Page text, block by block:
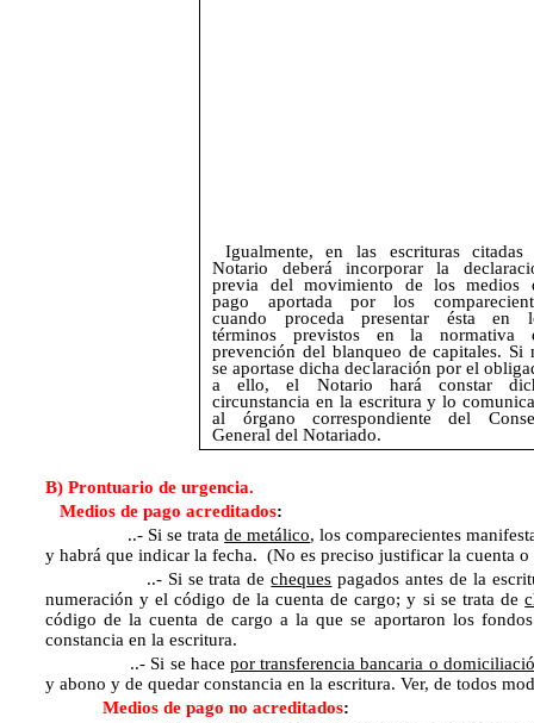
Igualmente, en las escrituras citadas
Notario deberá incorporar la
previa del movimiento de los medios
pago aportada por los
cuando proceda presentar ésta en
términos previstos en la normativa
prevención del blanqueo de capitales. Si
se aportase dicha declaración por el
a ello, el Notario hará constar
circunstancia en la escritura y lo
al órgano correspondiente del
General del Notariado.
B) Prontuario de urgencia.
Medios de pago acreditados:
..- Si se tratade metálico, los comparecientes
y habrá que indicar la fecha. (No es preciso justificar la cuenta
..- Si se trata decheques pagados antes de la
numeración y el código de la cuenta de cargo; y si se trata de
código de la cuenta de cargo a la que se aportaron los
constancia en la escritura.
..- Si se hacepor transferencia bancaria o
y abono y de quedar constancia en la escritura. Ver, de todos
Medios de pago no acreditados: